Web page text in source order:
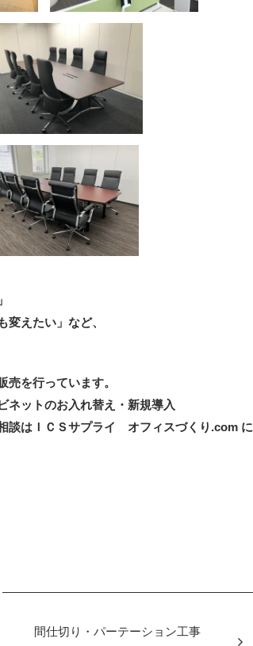
変えたい」など、
売を行っています。
ネットのお入れ替え・新規導入
オフィスづくり.com に
間仕切り・パーテーション工事